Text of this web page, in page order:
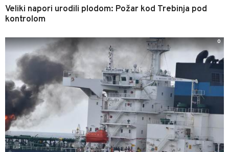
Veliki napori urodili plodom: Požar kod Trebinja pod
kontrolom
0